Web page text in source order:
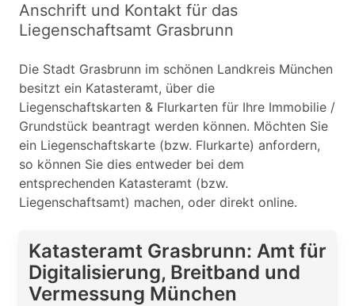
Anschrift und Kontakt für das
Liegenschaftsamt Grasbrunn
Die Stadt Grasbrunn im schönen Landkreis München
besitzt ein Katasteramt, über die
Liegenschaftskarten & Flurkarten für Ihre Immobilie /
Grundstück beantragt werden können. Möchten Sie
ein Liegenschaftskarte (bzw. Flurkarte) anfordern,
so können Sie dies entweder bei dem
entsprechenden Katasteramt (bzw.
Liegenschaftsamt) machen, oder direkt online.
Katasteramt Grasbrunn: Amt für
Digitalisierung, Breitband und
Vermessung München